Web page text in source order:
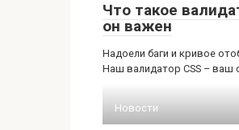
Что такое
он важен
Надоели баги и кривое
Наш валидатор CSS – ваш
Новости